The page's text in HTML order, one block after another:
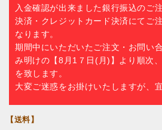
入金確認が出来ました銀行振込のご
決済・クレジットカード決済にてご
なります。
期間中にいただいたご注文・お問い
み明けの【8月1７日(月)】より順次
を致します。
大変ご迷惑をお掛けいたしますが、
【送料】